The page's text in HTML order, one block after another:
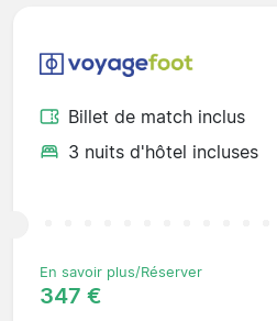
Billet de match inclus
3 nuits d'hôtel incluses
En savoir plus/Réserver
347 €